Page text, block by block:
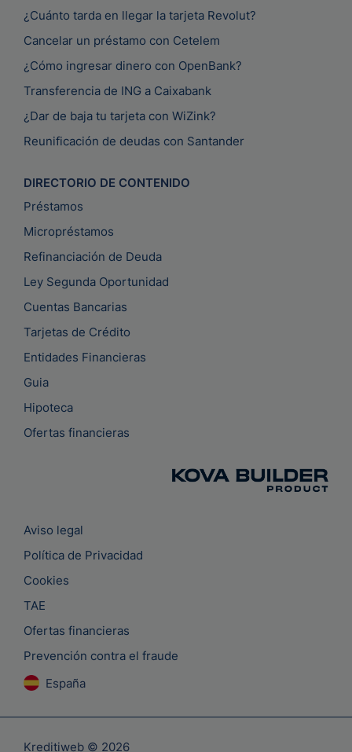
¿Cuánto tarda en llegar la tarjeta Revolut?
Cancelar un préstamo con Cetelem
¿Cómo ingresar dinero con OpenBank?
Transferencia de ING a Caixabank
¿Dar de baja tu tarjeta con WiZink?
Reunificación de deudas con Santander
DIRECTORIO DE CONTENIDO
Préstamos
Micropréstamos
Refinanciación de Deuda
Ley Segunda Oportunidad
Cuentas Bancarias
Tarjetas de Crédito
Entidades Financieras
Guia
Hipoteca
Ofertas financieras
Aviso legal
Política de Privacidad
Cookies
TAE
Ofertas financieras
Prevención contra el fraude
España
Kreditiweb © 2026